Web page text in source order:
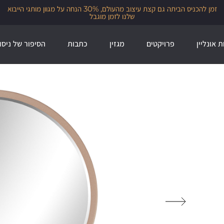
זמן להכניס הביתה גם קצת עיצוב מהעולם, 30% הנחה על מגוון מותגי הייבוא
שלנו לזמן מוגבל
אונליין פרויקטים מגזין כתבות הסיפור של ניסו